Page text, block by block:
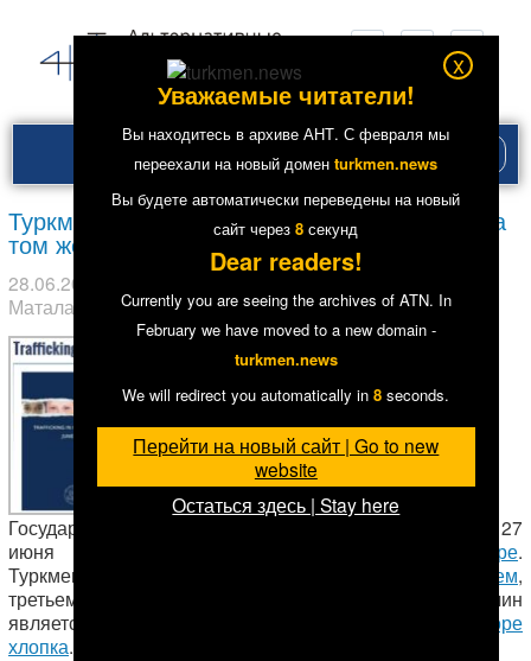
меню
Туркменистан: Торговля людьми остается на
том же уровне
28.06.2017
Маталаев
Хлопок 13060
Государственный департамент США опубликовал 27
июня
новый отчет о торговле людьми в мире.
Туркменистан в этом документе остался
на прежнем,
третьем, самом низшем, уровне. Одной из причин
является использование
принудительного труда в сборе
хлопка.
x
Уважаемые читатели!
Вы находитесь в архиве АНТ. С февраля мы
переехали на новый доменturkmen.news
Вы будете автоматически переведены на новый
сайт через7 секунд
Dear readers!
Currently you are seeing the archives of ATN. In
February we have moved to a new domain -
turkmen.news
We will redirect you automatically in7 seconds.
Перейти на новый сайт | Go to new
website
Остаться здесь | Stay here